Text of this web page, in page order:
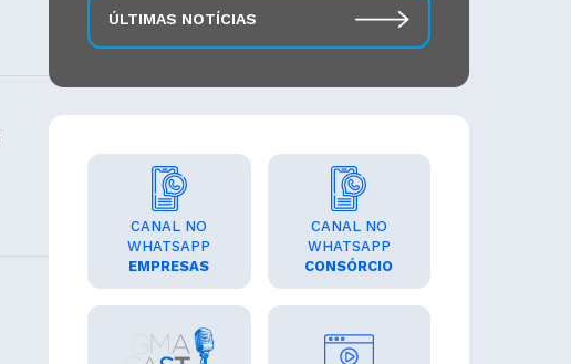
ÚLTIMAS NOTÍCIAS
CANAL NO
WHATSAPP
EMPRESAS
CANAL NO
WHATSAPP
CONSÓRCIO